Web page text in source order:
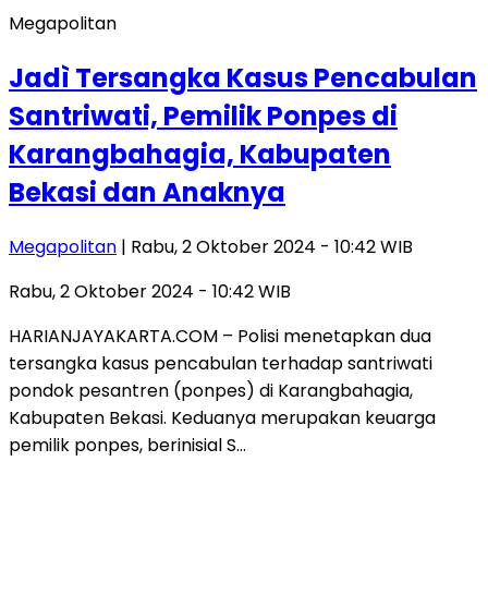
Megapolitan
Jadì Tersangka Kasus Pencabulan
Santriwati, Pemilik Ponpes di
Karangbahagia, Kabupaten
Bekasi dan Anaknya
Megapolitan | Rabu, 2 Oktober 2024 - 10:42 WIB
Rabu, 2 Oktober 2024 - 10:42 WIB
HARIANJAYAKARTA.COM – Polisi menetapkan dua
tersangka kasus pencabulan terhadap santriwati
pondok pesantren (ponpes) di Karangbahagia,
Kabupaten Bekasi. Keduanya merupakan keuarga
pemilik ponpes, berinisial S…